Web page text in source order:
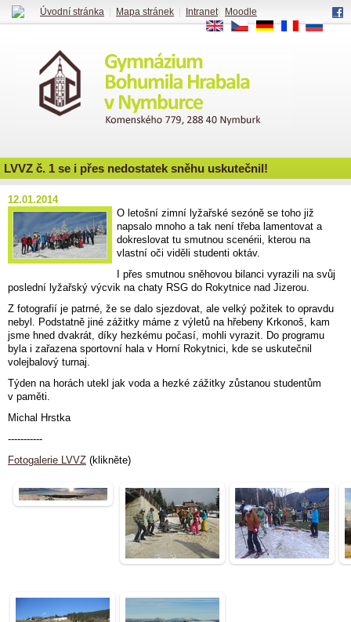
LVVZ č. 1 se i přes nedostatek sněhu uskutečnil!
12.01.2014
O letošní zimní lyžařské sezóně se toho již
napsalo mnoho a tak není třeba lamentovat a
dokreslovat tu smutnou scenérii, kterou na
vlastní oči viděli studenti oktáv.
I přes smutnou sněhovou bilanci vyrazili na svůj
poslední lyžařský výcvik na chaty RSG do Rokytnice nad Jizerou.
Z fotografií je patrné, že se dalo sjezdovat, ale velký požitek to opravdu
nebyl. Podstatně jiné zážitky máme z výletů na hřebeny Krkonoš, kam
jsme hned dvakrát, díky hezkému počasí, mohli vyrazit. Do programu
byla i zařazena sportovní hala v Horní Rokytnici, kde se uskutečnil
volejbalový turnaj.
Týden na horách utekl jak voda a hezké zážitky zůstanou studentům
v paměti.
Michal Hrstka
-----------
Fotogalerie LVVZ (klikněte)
Úvodní stránka Mapa stránek Intranet|
Moodle
EN
CS DE FR RU